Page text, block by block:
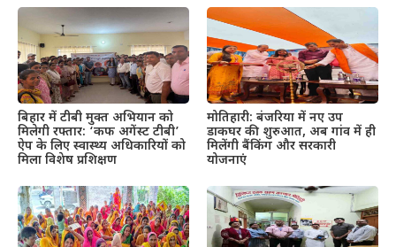
बिहार में टीबी मुक्त अभियान को
मिलेगी रफ्तार: ‘कफ अगेंस्ट टीबी’
ऐप के लिए स्वास्थ्य अधिकारियों को
मिला विशेष प्रशिक्षण
मोतिहारी: बंजरिया में नए उप
डाकघर की शुरुआत, अब गांव में ही
मिलेंगी बैंकिंग और सरकारी
योजनाएं